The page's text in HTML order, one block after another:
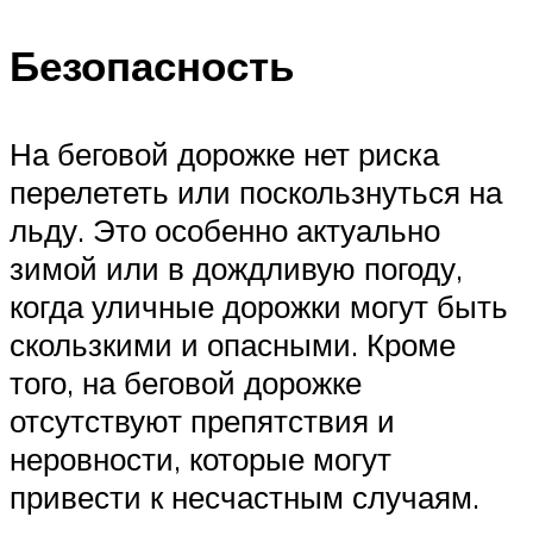
Безопасность
На беговой дорожке нет риска
перелететь или поскользнуться на
льду. Это особенно актуально
зимой или в дождливую погоду,
когда уличные дорожки могут быть
скользкими и опасными. Кроме
того, на беговой дорожке
отсутствуют препятствия и
неровности, которые могут
привести к несчастным случаям.